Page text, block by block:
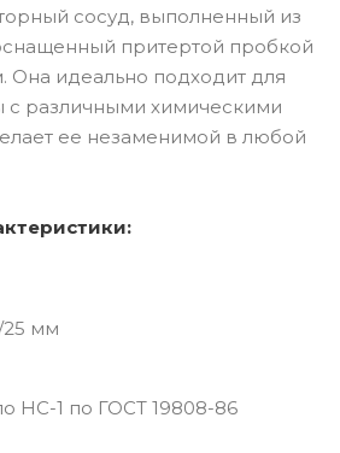
сосуд, выполненный из
притертой пробкой
Она идеально подходит для
с различными химическими
ее незаменимой в любой
мм
НС-1 по ГОСТ 19808-86